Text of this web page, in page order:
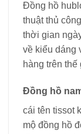
Đồng hồ
thuật thủ
thời gian
về kiểu dáng
hàng trên thế
Đồng hồ
cái tên tissot
mộ đồng hồ